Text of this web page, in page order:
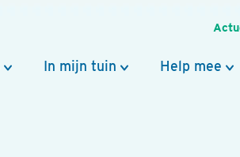
In mijn tuin Help mee